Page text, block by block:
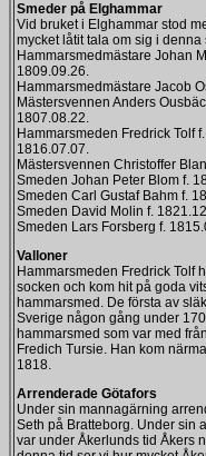
Smeder på Elghammar
Vid bruket i Elghammar stod
mycket låtit tala om sig i
Hammarsmedmästare Johan
1809.09.26.
Hammarsmedmästare Jacob
Mästersvennen Anders
1807.08.22.
Hammarsmeden Fredrick Tolf
1816.07.07.
Mästersvennen Christoffer
Smeden Johan Peter Blom f.
Smeden Carl Gustaf Bahm f.
Smeden David Molin f.
Smeden Lars Forsberg f.
Valloner
Hammarsmeden Fredrick Tolf
socken och kom hit på goda
hammarsmed. De första av
Sverige någon gång under
hammarsmed som var med
Fredich Tursie. Han kom
1818.
Arrenderade Götafors
Under sin mannagärning
Seth på Bratteborg. Under sin
var under Åkerlunds tid Åkers